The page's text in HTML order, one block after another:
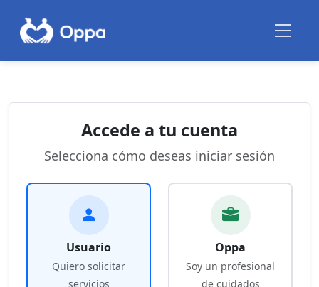
Accede a tu cuenta
Selecciona cómo deseas iniciar sesión
Usuario
Quiero solicitar
servicios
Oppa
Soy un profesional
de cuidados